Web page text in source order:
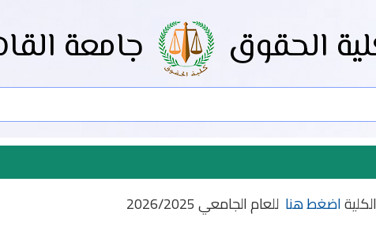
الحقوق جامعة
اضغط هنا للعام الجامعي 2026/2025